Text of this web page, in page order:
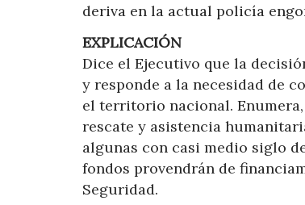
deriva en la actual policía
EXPLICACIÓN
Dice el Ejecutivo que la
y responde a la necesidad de
el territorio nacional.
rescate y asistencia
algunas con casi medio siglo
fondos provendrán de
Seguridad.